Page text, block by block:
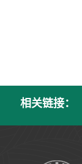
相关链接：